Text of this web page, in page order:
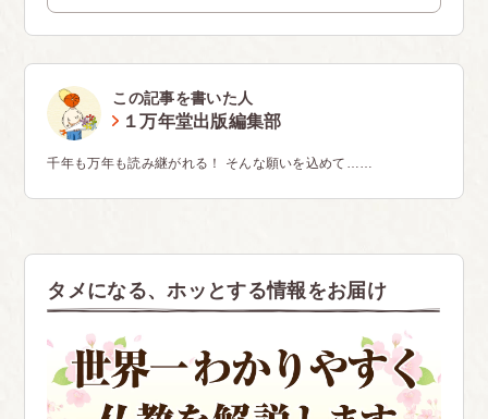
この記事を書いた人
１万年堂出版編集部
千年も万年も読み継がれる！ そんな願いを込めて……
タメになる、ホッとする情報をお届け